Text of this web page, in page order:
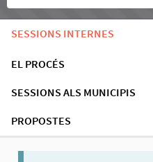
SESSIONS INTERNES
EL PROCÉS
SESSIONS ALS MUNICIPIS
PROPOSTES